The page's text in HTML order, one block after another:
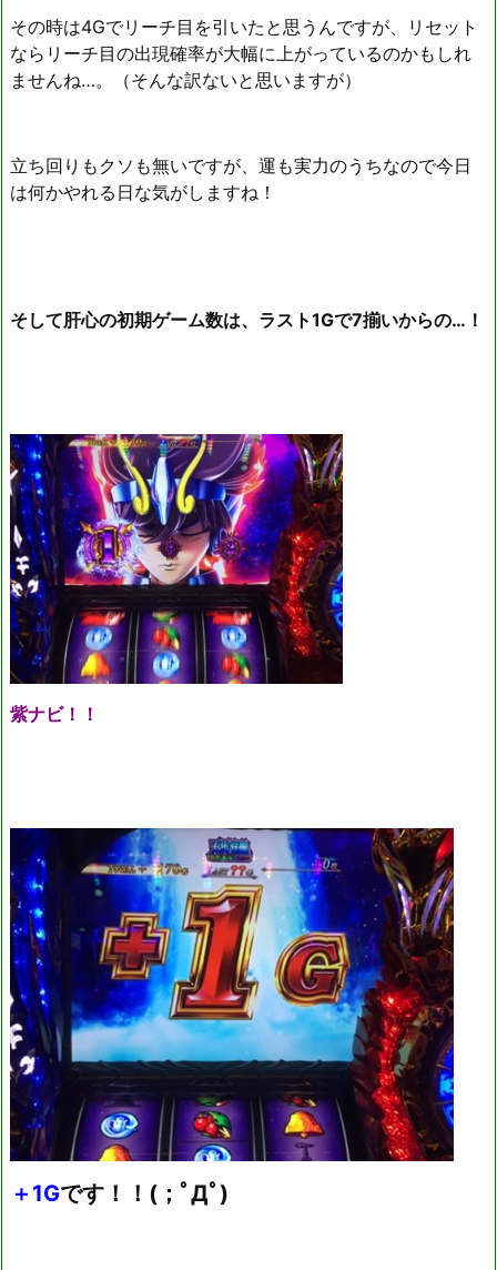
その時は4Gでリーチ目を引いたと思うんですが、リセット
ならリーチ目の出現確率が大幅に上がっているのかもしれ
ませんね…。（そんな訳ないと思いますが）
立ち回りもクソも無いですが、運も実力のうちなので今日
は何かやれる日な気がしますね！
そして肝心の初期ゲーム数は、ラスト1Gで7揃いからの…！
紫ナビ！！
＋1Gです！！(；ﾟДﾟ)